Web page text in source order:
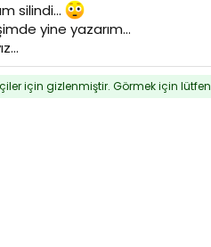
silindi...
yine yazarım...
için gizlenmiştir. Görmek için lütfen